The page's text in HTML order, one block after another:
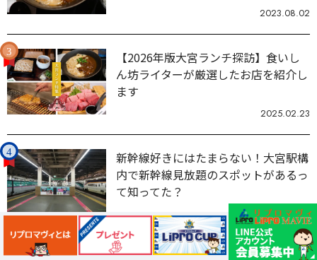
2023.08.02
【2026年版大宮ランチ探訪】食いし
ん坊ライターが厳選したお店を紹介し
ます
2025.02.23
新幹線好きにはたまらない！大宮駅構
内で新幹線見放題のスポットがあるっ
て知ってた？
2024.06.21